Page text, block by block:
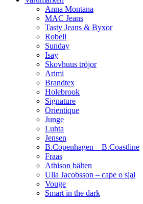
Anna Montana
MAC Jeans
Tasty Jeans & Byxor
Robell
Sunday
Isay
Skovhuus tröjor
Arimi
Brandtex
Holebrook
Signature
Orientique
Junge
Luhta
Jensen
B.Copenhagen – B.Coastline
Fraas
Athison bälten
Ulla Jacobsson – cape o sjal
Vouge
Smart in the dark